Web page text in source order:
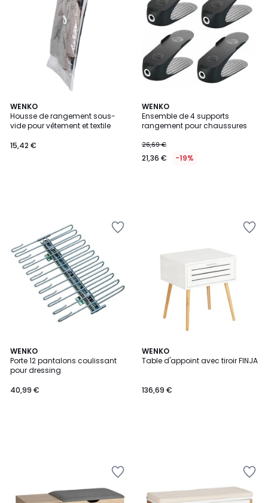
WENKO
Housse de rangement sous-
vide pour vêtement et textile
15,42 €
WENKO
Ensemble de 4 supports
rangement pour chaussures
26,69 €
21,36 € -19%
WENKO
Porte 12 pantalons coulissant
pour dressing
40,99 €
WENKO
Table d'appoint avec tiroir FINJA
136,69 €